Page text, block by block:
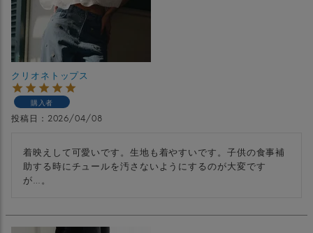
クリオネトップス
購入者
投稿日 2026/04/08
着映えして可愛いです。生地も着やすいです。子供の食事補
助する時にチュールを汚さないようにするのが大変です
が…。